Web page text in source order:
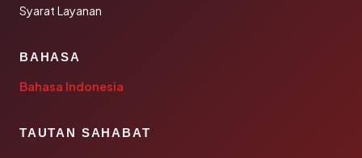
Syarat Layanan
BAHASA
Bahasa Indonesia
TAUTAN SAHABAT